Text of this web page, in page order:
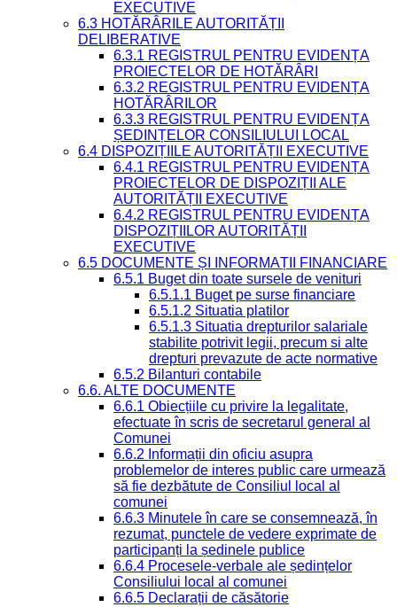
EXECUTIVE
6.3 HOTĂRÂRILE AUTORITĂȚII
DELIBERATIVE
6.3.1 REGISTRUL PENTRU EVIDENȚA
PROIECTELOR DE HOTĂRÂRI
6.3.2 REGISTRUL PENTRU EVIDENȚA
HOTĂRÂRILOR
6.3.3 REGISTRUL PENTRU EVIDENȚA
ȘEDINȚELOR CONSILIULUI LOCAL
6.4 DISPOZIȚIILE AUTORITĂȚII EXECUTIVE
6.4.1 REGISTRUL PENTRU EVIDENȚA
PROIECTELOR DE DISPOZIȚII ALE
AUTORITĂȚII EXECUTIVE
6.4.2 REGISTRUL PENTRU EVIDENȚA
DISPOZIȚIILOR AUTORITĂȚII
EXECUTIVE
6.5 DOCUMENTE ȘI INFORMAȚII FINANCIARE
6.5.1 Buget din toate sursele de venituri
6.5.1.1 Buget pe surse financiare
6.5.1.2 Situatia platilor
6.5.1.3 Situatia drepturilor salariale
stabilite potrivit legii, precum si alte
drepturi prevazute de acte normative
6.5.2 Bilanturi contabile
6.6. ALTE DOCUMENTE
6.6.1 Obiecțiile cu privire la legalitate,
efectuate în scris de secretarul general al
Comunei
6.6.2 Informații din oficiu asupra
problemelor de interes public care urmează
să fie dezbătute de Consiliul local al
comunei
6.6.3 Minutele în care se consemnează, în
rezumat, punctele de vedere exprimate de
participanți la ședinele publice
6.6.4 Procesele-verbale ale ședințelor
Consiliului local al comunei
6.6.5 Declarații de căsătorie